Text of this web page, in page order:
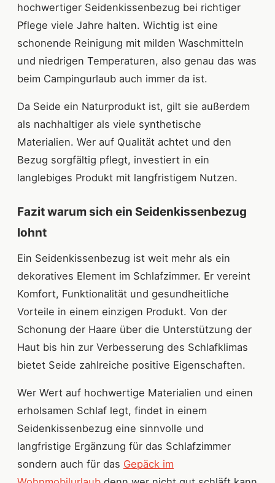
hochwertiger Seidenkissenbezug bei richtiger
Pflege viele Jahre halten. Wichtig ist eine
schonende Reinigung mit milden Waschmitteln
und niedrigen Temperaturen, also genau das was
beim Campingurlaub auch immer da ist.
Da Seide ein Naturprodukt ist, gilt sie außerdem
als nachhaltiger als viele synthetische
Materialien. Wer auf Qualität achtet und den
Bezug sorgfältig pflegt, investiert in ein
langlebiges Produkt mit langfristigem Nutzen.
Fazit warum sich ein Seidenkissenbezug
lohnt
Ein Seidenkissenbezug ist weit mehr als ein
dekoratives Element im Schlafzimmer. Er vereint
Komfort, Funktionalität und gesundheitliche
Vorteile in einem einzigen Produkt. Von der
Schonung der Haare über die Unterstützung der
Haut bis hin zur Verbesserung des Schlafklimas
bietet Seide zahlreiche positive Eigenschaften.
Wer Wert auf hochwertige Materialien und einen
erholsamen Schlaf legt, findet in einem
Seidenkissenbezug eine sinnvolle und
langfristige Ergänzung für das Schlafzimmer
sondern auch für das Gepäck im